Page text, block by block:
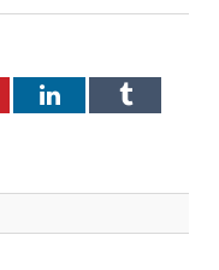
LinkedInTumblr